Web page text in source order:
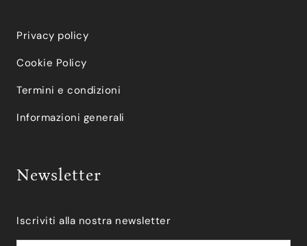
Privacy policy
Cookie Policy
Termini e condizioni
Informazioni generali
Newsletter
Iscriviti alla nostra newsletter